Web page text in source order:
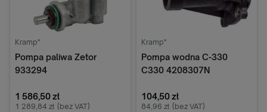
Kramp"
Pompa paliwa Zetor
933294
1 586,50 zł
1 289,84 zł (bez VAT)
Kramp"
Pompa wodna C-330
C330 4208307N
104,50 zł
84,96 zł (bez VAT)